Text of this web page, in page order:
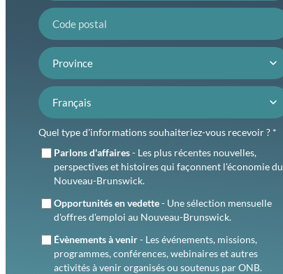
Code postal
Province
Préférence de langue
Quel type d'informations souhaiteriez-vous recevoir ? *
Parlons d'affaires- Les plus récentes nouvelles,
perspectives et histoires qui façonnent l'économie du
Nouveau-Brunswick.
Opportunités en vedette- Une sélection mensuelle
d'offres d'emploi au Nouveau-Brunswick.
Évènements à venir- Les événements, missions,
programmes, conférences, webinaires et autres
activités à venir organisés ou soutenus par ONB.